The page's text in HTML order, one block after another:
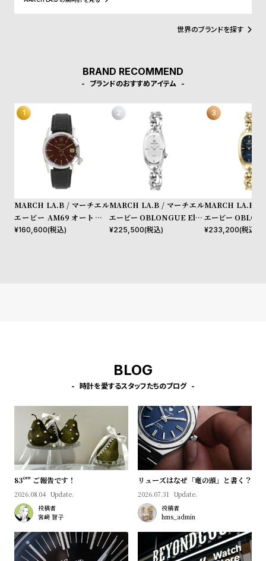
g
p
P
e
時
計
保
証
プ
ラ
刻
印
サ
ー
ビ
ス
力である。細部の仕上げやディティールにもこだわりを見せるフラ
ンス製。新進気鋭でありながらフランスの「コレット」やイタリア
の「ルイーザ ローマ」といった著名なショップでも取り扱いがあ
世界のブランドを探す
BRAND RECOMMEND
ブランドのおすすめアイテム
MARCH LA.B / マーチエル
エービー AM69 オートマテ
ィック ボルドー レザールノ
¥160,600(税込)
MARCH LA.B / マーチエル
エービー OBLONGUE Elec
trique 20 mm
¥225,500(税込)
MARCH LA.B /
エービー
trique 20 mm
¥233,200(税込)
BLOG
時計を愛するスタッフたちのブログ
83º'" ご報告です！
2026.08.04 Update.
投稿者
宮﨑 智子
リューズはなぜ「竜の頭」と書く？
2026.07.31 Update.
投稿者
hms_admin